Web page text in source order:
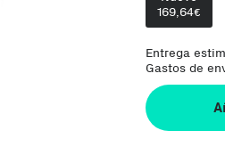
169,64€
Entrega
Gastos de